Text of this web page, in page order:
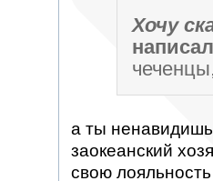
Хочу
а ты
заокеанский
свою